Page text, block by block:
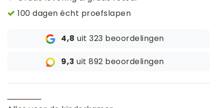
100 dagen écht proefslapen
4,8 uit 323 beoordelingen
9,3 uit 892 beoordelingen